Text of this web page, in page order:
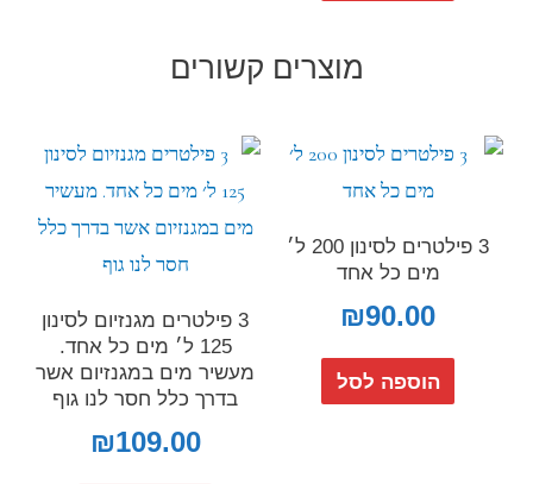
מוצרים קשורים
3 פילטרים לסינון 200 ל׳
מים כל אחד
₪90.00
הוספה לסל
3 פילטרים מגנזיום לסינון
125 ל׳ מים כל אחד.
מעשיר מים במגנזיום אשר
בדרך כלל חסר לנו גוף
₪109.00